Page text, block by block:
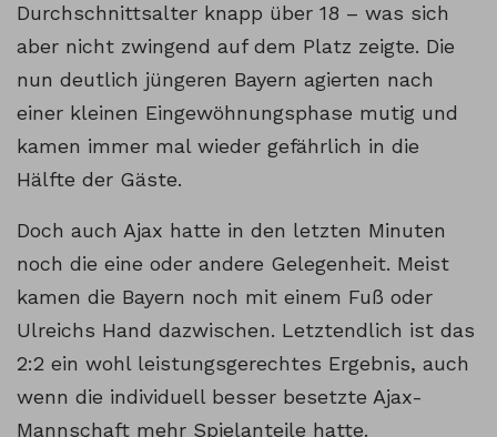
Durchschnittsalter knapp über 18 – was sich
aber nicht zwingend auf dem Platz zeigte. Die
nun deutlich jüngeren Bayern agierten nach
einer kleinen Eingewöhnungsphase mutig und
kamen immer mal wieder gefährlich in die
Hälfte der Gäste.
Doch auch Ajax hatte in den letzten Minuten
noch die eine oder andere Gelegenheit. Meist
kamen die Bayern noch mit einem Fuß oder
Ulreichs Hand dazwischen. Letztendlich ist das
2:2 ein wohl leistungsgerechtes Ergebnis, auch
wenn die individuell besser besetzte Ajax-
Mannschaft mehr Spielanteile hatte.